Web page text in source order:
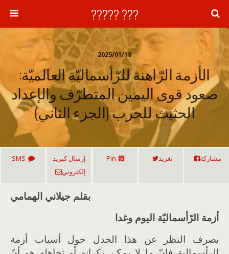
??? ?????
2025/01/18
الأزمة الرّاهنة للرّأسماليّة العالميّة:
صعود قوى اليمين المتطرّف والإعداد
الحثيث للحرب (الجزء الثاني)
مشاركة تغريد Pin
إرسال كبريد
إلكتروني
SMS
بقلم جيلاني الهمامي
أزمة الرّأسماليّة اليوم وغدا
بصرف النظر عن هذا الجدل حول أسباب أزمة